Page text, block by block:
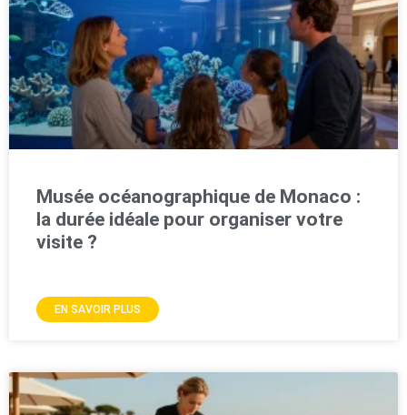
Musée océanographique de Monaco :
la durée idéale pour organiser votre
visite ?
EN SAVOIR PLUS